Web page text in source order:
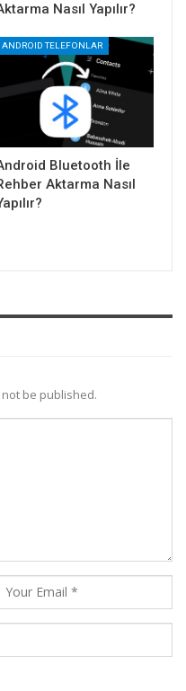
Nasıl Yapılır?
ANDROID TELEFONLAR
Bluetooth İle
Aktarma Nasıl
be published.